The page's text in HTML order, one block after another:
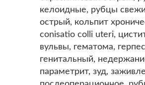
келоидные, рубцы
острый, кольпит
conisatio colli uteri,
вульвы, гематома, герпес
генитальный,
параметрит, зуд,